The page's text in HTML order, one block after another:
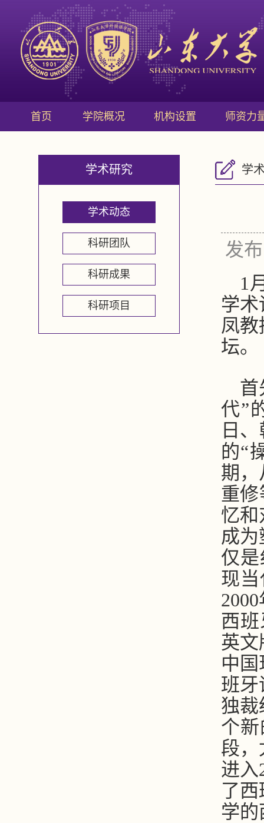
首页 学院概况 机构设置 师资力
学术研究
学术动态
科研团队
科研成果
科研项目
学
发
1
学
凤教
坛。
首
代”
日
的“
期
重修
忆
成
仅
现当
西班
英
中
班牙
独
个
段
进入
了
学的